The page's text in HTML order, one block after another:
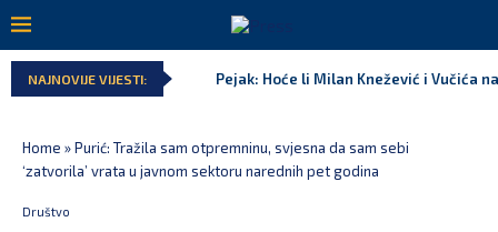
NAJNOVIJE VIJESTI: Pejak: Hoće li Milan Knežević i Vučića
Home »Purić: Tražila sam otpremninu, svjesna da sam sebi
‘zatvorila’ vrata u javnom sektoru narednih pet godina
Društvo